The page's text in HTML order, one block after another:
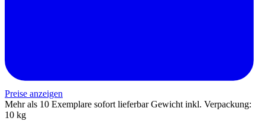
Preise anzeigen
Mehr als 10 Exemplare sofort lieferbarGewicht inkl. Verpackung:
10 kg